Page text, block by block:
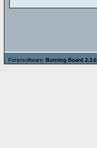
Forensoftware: Burning Board 2.3.6